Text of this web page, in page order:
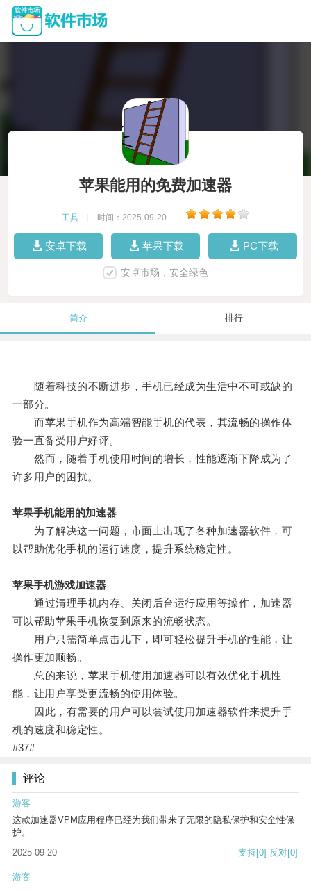
苹果能用的免费加速器
工具 时间：2025-09-20
安卓下载 苹果下载 PC下载
安卓市场，安全绿色
简介 排行
随着科技的不断进步，手机已经成为生活中不可或缺的
一部分。
而苹果手机作为高端智能手机的代表，其流畅的操作体
验一直备受用户好评。
然而，随着手机使用时间的增长，性能逐渐下降成为了
许多用户的困扰。
苹果手机能用的加速器
为了解决这一问题，市面上出现了各种加速器软件，可
以帮助优化手机的运行速度，提升系统稳定性。
苹果手机游戏加速器
通过清理手机内存、关闭后台运行应用等操作，加速器
可以帮助苹果手机恢复到原来的流畅状态。
用户只需简单点击几下，即可轻松提升手机的性能，让
操作更加顺畅。
总的来说，苹果手机使用加速器可以有效优化手机性
能，让用户享受更流畅的使用体验。
因此，有需要的用户可以尝试使用加速器软件来提升手
机的速度和稳定性。
#37#
评论
游客
这款加速器VPM应用程序已经为我们带来了无限的隐私保护和安全性保
护。
2025-09-20
支持[0] 反对[0]
游客